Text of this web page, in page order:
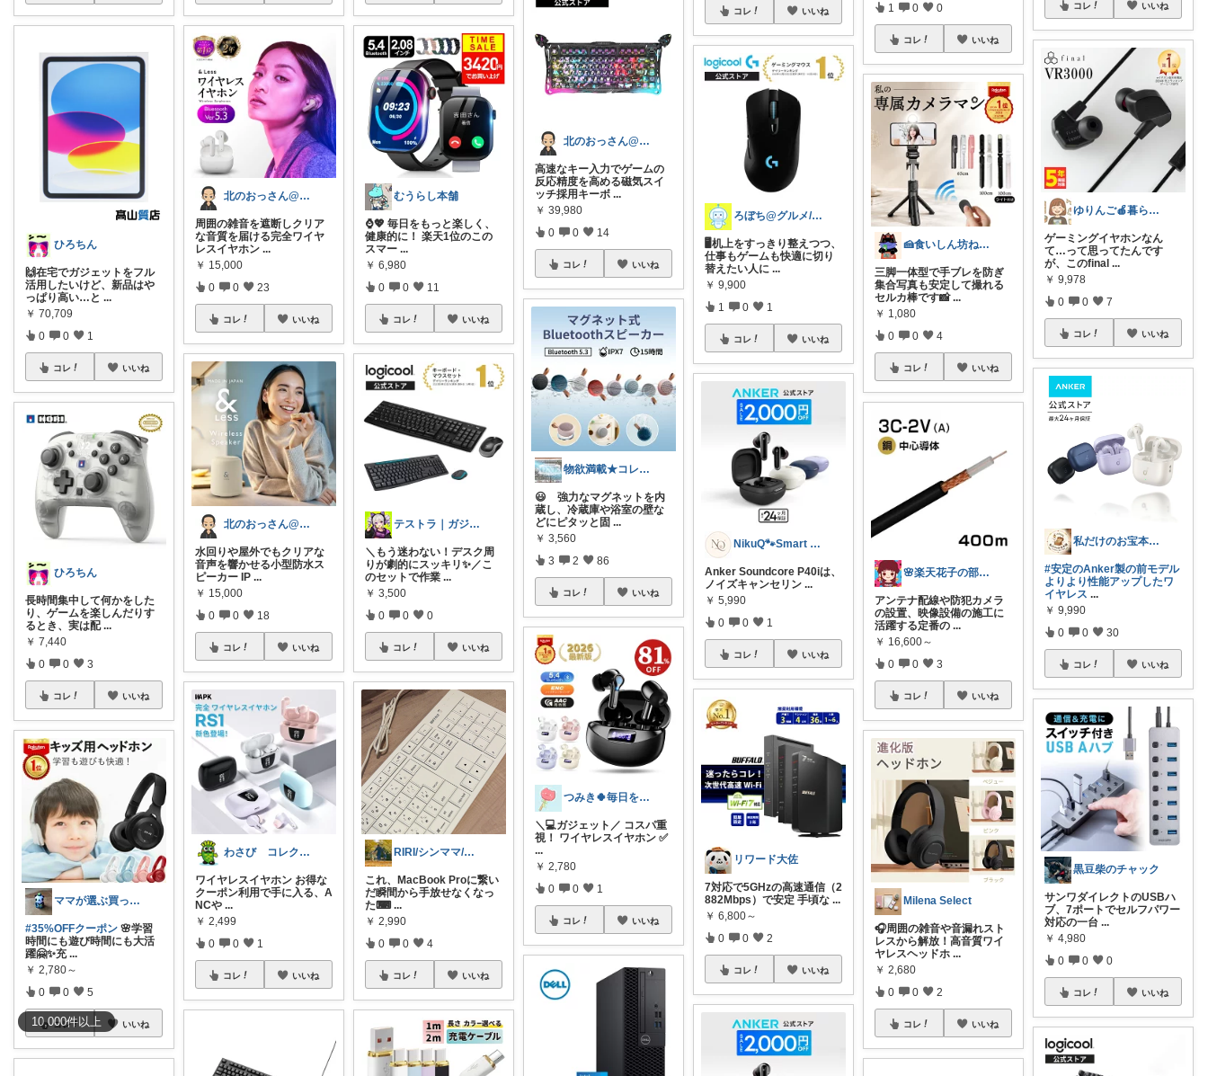
10,000件以上
ひろちん
🙌在宅でガジェットをフル
活用したいけど、新品はや
っぱり高い…と ...
￥ 70,709
0 0 1
コレ いいね
ひろちん
長時間集中して何かをした
り、ゲームを楽しんだりす
るとき、実は配 ...
￥ 7,440
0 0 3
コレ いいね
ママが選ぶ買ってよかった🌸育児🌸防災
#35%OFFクーポン 🌸学習
時間にも遊び時間にも大活
躍🤗✨充 ...
￥ 2,780～
0 0 5
コレ いいね
北のおっさん@ガジェット好き
周囲の雑音を遮断しクリア
な音質を届ける完全ワイヤ
レスイヤホン...
￥ 15,000
0 0 23
コレ いいね
北のおっさん@ガジェット好き
水回りや屋外でもクリアな
音声を響かせる小型防水ス
ピーカー IP ...
￥ 15,000
0 0 18
コレ いいね
わさび コレクションもご利用ください
ワイヤレスイヤホン お得な
クーポン利用で手に入る、A
NCや ...
￥ 2,499
0 0 1
コレ いいね
むうらし本舗
⌚️💖 毎日をもっと楽しく、
健康的に！ 楽天1位のこの
スマー ...
￥ 6,980
0 0 11
コレ いいね
テストラ｜ガジェット・家電
＼もう迷わない！デスク周
りが劇的にスッキリ✨／こ
のセットで作業 ...
￥ 3,500
0 0 0
コレ いいね
RIRI/シンママ/二児の母/フリー
これ、MacBook Proに繋い
だ瞬間から手放せなくなっ
た⌨ ...
￥ 2,990
0 0 4
コレ いいね
北のおっさん@ガジェット好き
高速なキー入力でゲームの
反応精度を高める磁気スイ
ッチ採用キーボ ...
￥ 39,980
0 0 14
コレ いいね
物欲満載★コレクションは商品分類別です★
😃 強力なマグネットを内
蔵し、冷蔵庫や浴室の壁な
どにピタッと固 ...
￥ 3,560
3 2 86
コレ いいね
つみき🍀毎日をご機嫌にする♡
＼💻ガジェット／ コスパ重
視！ ワイヤレスイヤホン ✅
...
￥ 2,780
0 0 1
コレ いいね
コレ いいね
ろぼち@グルメ/キッチン雑貨
🖥机上をすっきり整えつつ、
仕事もゲームも快適に切り
替えたい人に ...
￥ 9,900
1 0 1
コレ いいね
NikuQ🐾Smart Choice
Anker Soundcore P40iは、
ノイズキャンセリン ...
￥ 5,990
0 0 1
コレ いいね
リワード大佐
7対応で5GHzの高速通信（2
882Mbps）で安定 手頃な ...
￥ 6,800～
0 0 2
コレ いいね
1 0 0
コレ いいね
🍰食いしん坊ねっこ🍩毎日タロット占い
三脚一体型で手ブレを防ぎ
集合写真も安定して撮れる
セルカ棒です📸 ...
￥ 1,080
0 0 4
コレ いいね
🌸楽天花子の部屋🌸
アンテナ配線や防犯カメラ
の設置、映像設備の施工に
活躍する定番の ...
￥ 16,600～
0 0 3
コレ いいね
Milena Select
🎧周囲の雑音や音漏れスト
レスから解放！高音質ワイ
ヤレスヘッドホ ...
￥ 2,680
0 0 2
コレ いいね
コレ いいね
ゆりんご🍎暮らしにまつわるおすすめ品
ゲーミングイヤホンなん
て…って思ってたんです
が、このfinal ...
￥ 9,978
0 0 7
コレ いいね
私だけのお宝本舗🍀経由購入いつも感謝！
#安定のAnker製の前モデル
よりより性能アップしたワ
イヤレス ...
￥ 9,990
0 0 30
コレ いいね
黒豆柴のチャック
サンワダイレクトのUSBハ
ブ、7ポートでセルフパワー
対応の一台 ...
￥ 4,980
0 0 0
コレ いいね